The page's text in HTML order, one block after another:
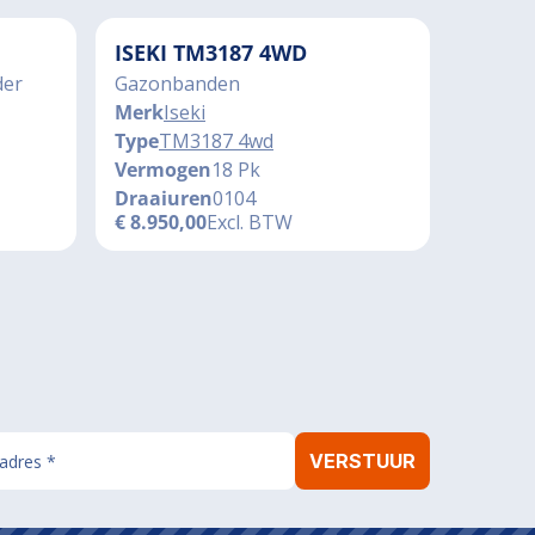
ISEKI TM3187 4WD
Gazonbanden
MerkIseki
TypeTM3187 4wd
Vermogen18 Pk
Draaiuren0104
€8.950,00Excl. BTW